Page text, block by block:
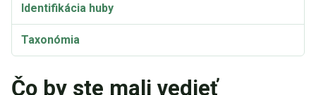
Identifikácia huby
Taxonómia
Čo by ste mali vedieť